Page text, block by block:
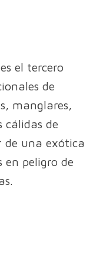
el tercero
de
manglares,
cálidas de
de una exótica
peligro de